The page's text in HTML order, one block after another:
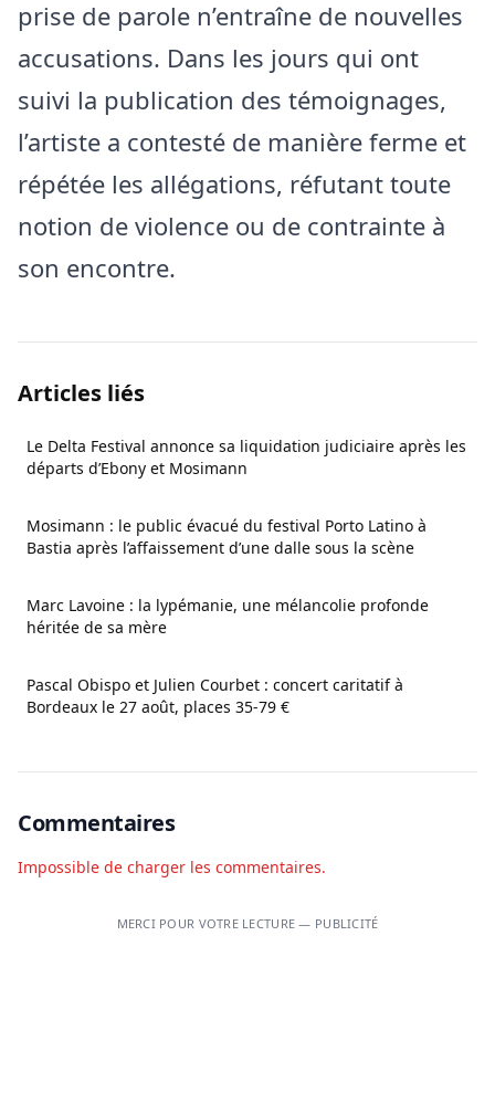
prise de parole n’entraîne de nouvelles
accusations. Dans les jours qui ont
suivi la publication des témoignages,
l’artiste a contesté de manière ferme et
répétée les allégations, réfutant toute
notion de violence ou de contrainte à
son encontre.
Articles liés
Le Delta Festival annonce sa liquidation judiciaire après les
départs d’Ebony et Mosimann
Mosimann : le public évacué du festival Porto Latino à
Bastia après l’affaissement d’une dalle sous la scène
Marc Lavoine : la lypémanie, une mélancolie profonde
héritée de sa mère
Pascal Obispo et Julien Courbet : concert caritatif à
Bordeaux le 27 août, places 35-79 €
Commentaires
Impossible de charger les commentaires.
MERCI POUR VOTRE LECTURE — PUBLICITÉ